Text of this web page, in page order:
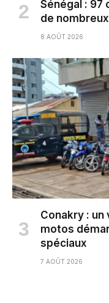
Sénégal : 97
de
8 AOÛT 2026
Conakry :
motos
spéciaux
7 AOÛT 2026